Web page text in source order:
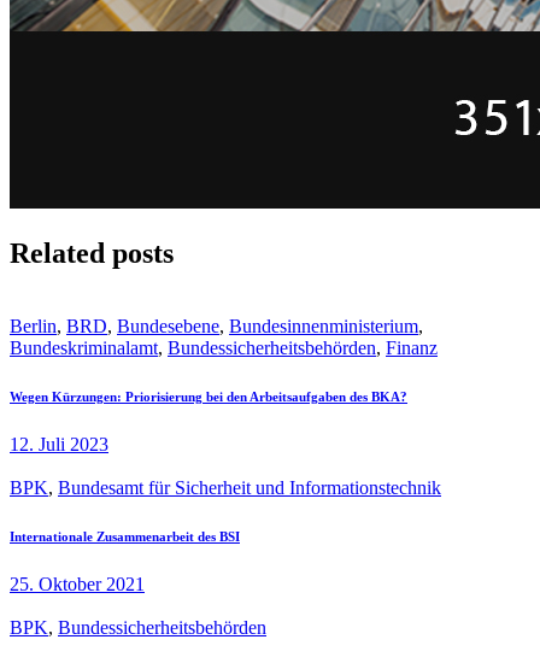
Related posts
Berlin, BRD, Bundesebene, Bundesinnenministerium,
Bundeskriminalamt, Bundessicherheitsbehörden, Finanz
Wegen Kürzungen: Priorisierung bei den Arbeitsaufgaben des BKA?
12. Juli 2023
BPK, Bundesamt für Sicherheit und Informationstechnik
Internationale Zusammenarbeit des BSI
25. Oktober 2021
BPK, Bundessicherheitsbehörden